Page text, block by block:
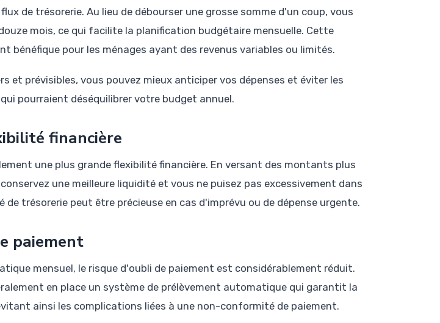
de trésorerie. Au lieu de débourser une grosse somme d'un coup, vous
mois, ce qui facilite la planification budgétaire mensuelle. Cette
bénéfique pour les ménages ayant des revenus variables ou limités.
et prévisibles, vous pouvez mieux anticiper vos dépenses et éviter les
pourraient déséquilibrer votre budget annuel.
financière
une plus grande flexibilité financière. En versant des montants plus
une meilleure liquidité et vous ne puisez pas excessivement dans
trésorerie peut être précieuse en cas d'imprévu ou de dépense urgente.
paiement
mensuel, le risque d'oubli de paiement est considérablement réduit.
en place un système de prélèvement automatique qui garantit la
ainsi les complications liées à une non-conformité de paiement.